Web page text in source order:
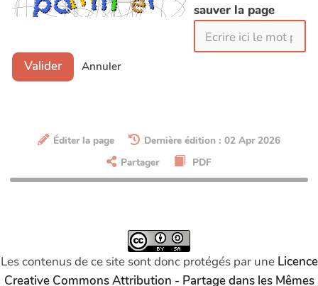
Claire Orabé
Clément Charleux
Corinne Lamarche
Cécile TREDANIEL - Coélan
Célia Goncalves
Céline DOUX
Deschamps Jessica
Dominique Hébert
Elodie RETEL
sauver la page
Valider Annuler
Éditer la page
Dernière édition : 02 Apr 2026
Partager
PDF
Les contenus de ce site sont donc protégés par une Licence
Creative Commons Attribution - Partage dans les Mêmes